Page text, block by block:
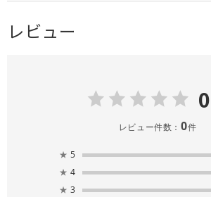
レビュー
レビュー件数： 0件
★ 5
★ 4
★ 3